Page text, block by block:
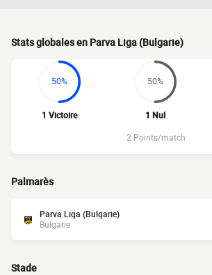
Stats globales en Parva Liga (Bulgarie)
50%
1 Victoire
50%
1 Nul
2 Points/match
Palmarès
Parva Liga (Bulgarie)
Bulgarie
Stade